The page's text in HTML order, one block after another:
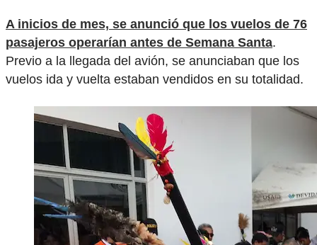
A inicios de mes, se anunció que los vuelos de 76
pasajeros operarían antes de Semana Santa.
Previo a la llegada del avión, se anunciaban que los
vuelos ida y vuelta estaban vendidos en su totalidad.